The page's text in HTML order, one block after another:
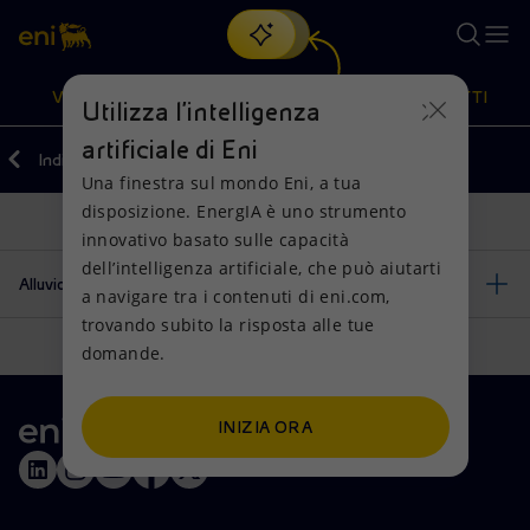
Cerca
Oppure scopri EnergIA, la nostra nuova soluzione di intelligenza
artificiale.
VISIONE
Visione
Mission e valori
Persone e Partnership
Net Zero
Modello satellitare
Azioni
Diversificazione energetica
Tecnologie per la transizione
Collaborazioni per l'innovazione
Attività nel mondo
PRODOTTI
Prodotti
Imprese
Mobilità
Indietro Media
Alluvione Calabria, Sardegna e Sicilia
Utilizza l'intelligenza
artificiale di Eni
Una finestra sul mondo Eni, a tua
disposizione. EnergIA è uno strumento
innovativo basato sulle capacità
dell’intelligenza artificiale, che può aiutarti
a navigare tra i contenuti di eni.com,
trovando subito la risposta alle tue
domande.
INIZIA ORA